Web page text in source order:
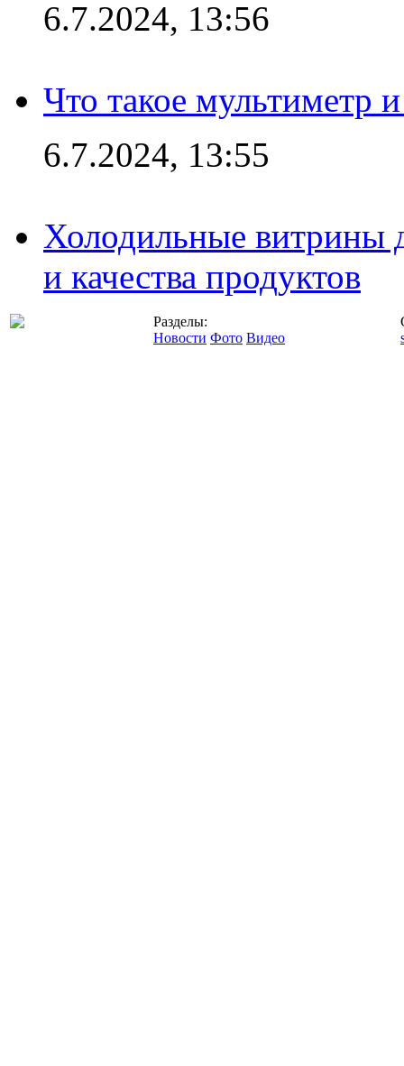
6.7.2024, 13:56
Что такое мультиметр
6.7.2024, 13:55
Холодильные витрины
и качества продуктов
Разделы:
Новости Фото Видео